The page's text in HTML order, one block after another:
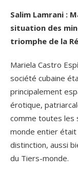
Salim Lamrani :
situation des
triomphe de la
Mariela Castro
société cubaine
principalement
érotique,
comme toutes les
monde entier était
distinction, aussi
du Tiers-monde.